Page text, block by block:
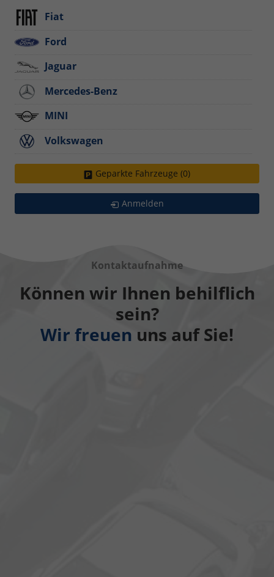
Fiat
Ford
Jaguar
Mercedes-Benz
MINI
Volkswagen
Geparkte Fahrzeuge (0)
Anmelden
Kontaktaufnahme
Können wir Ihnen behilflich
sein?
Wir freuen uns auf Sie!